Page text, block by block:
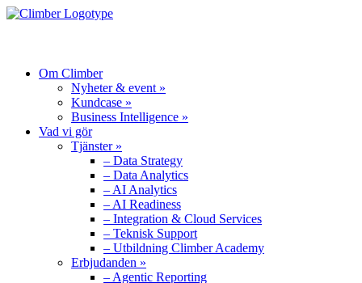
Om Climber
Nyheter & event »
Kundcase »
Business Intelligence »
Vad vi gör
Tjänster »
– Data Strategy
– Data Analytics
– AI Analytics
– AI Readiness
– Integration & Cloud Services
– Teknisk Support
– Utbildning Climber Academy
Erbjudanden »
– Agentic Reporting